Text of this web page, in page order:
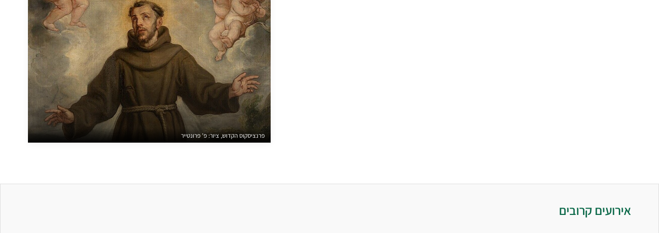
פרנציסקוס הקדוש, ציור: פ' פרונטייר
אירועים קרובים